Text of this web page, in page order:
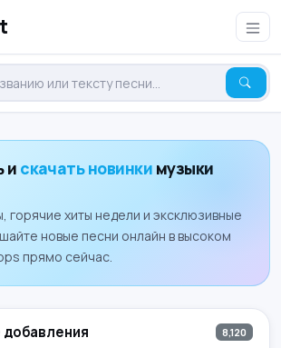
и скачать новинки музыки
горячие хиты недели и эксклюзивные
новые песни онлайн в высоком
прямо сейчас.
8,120